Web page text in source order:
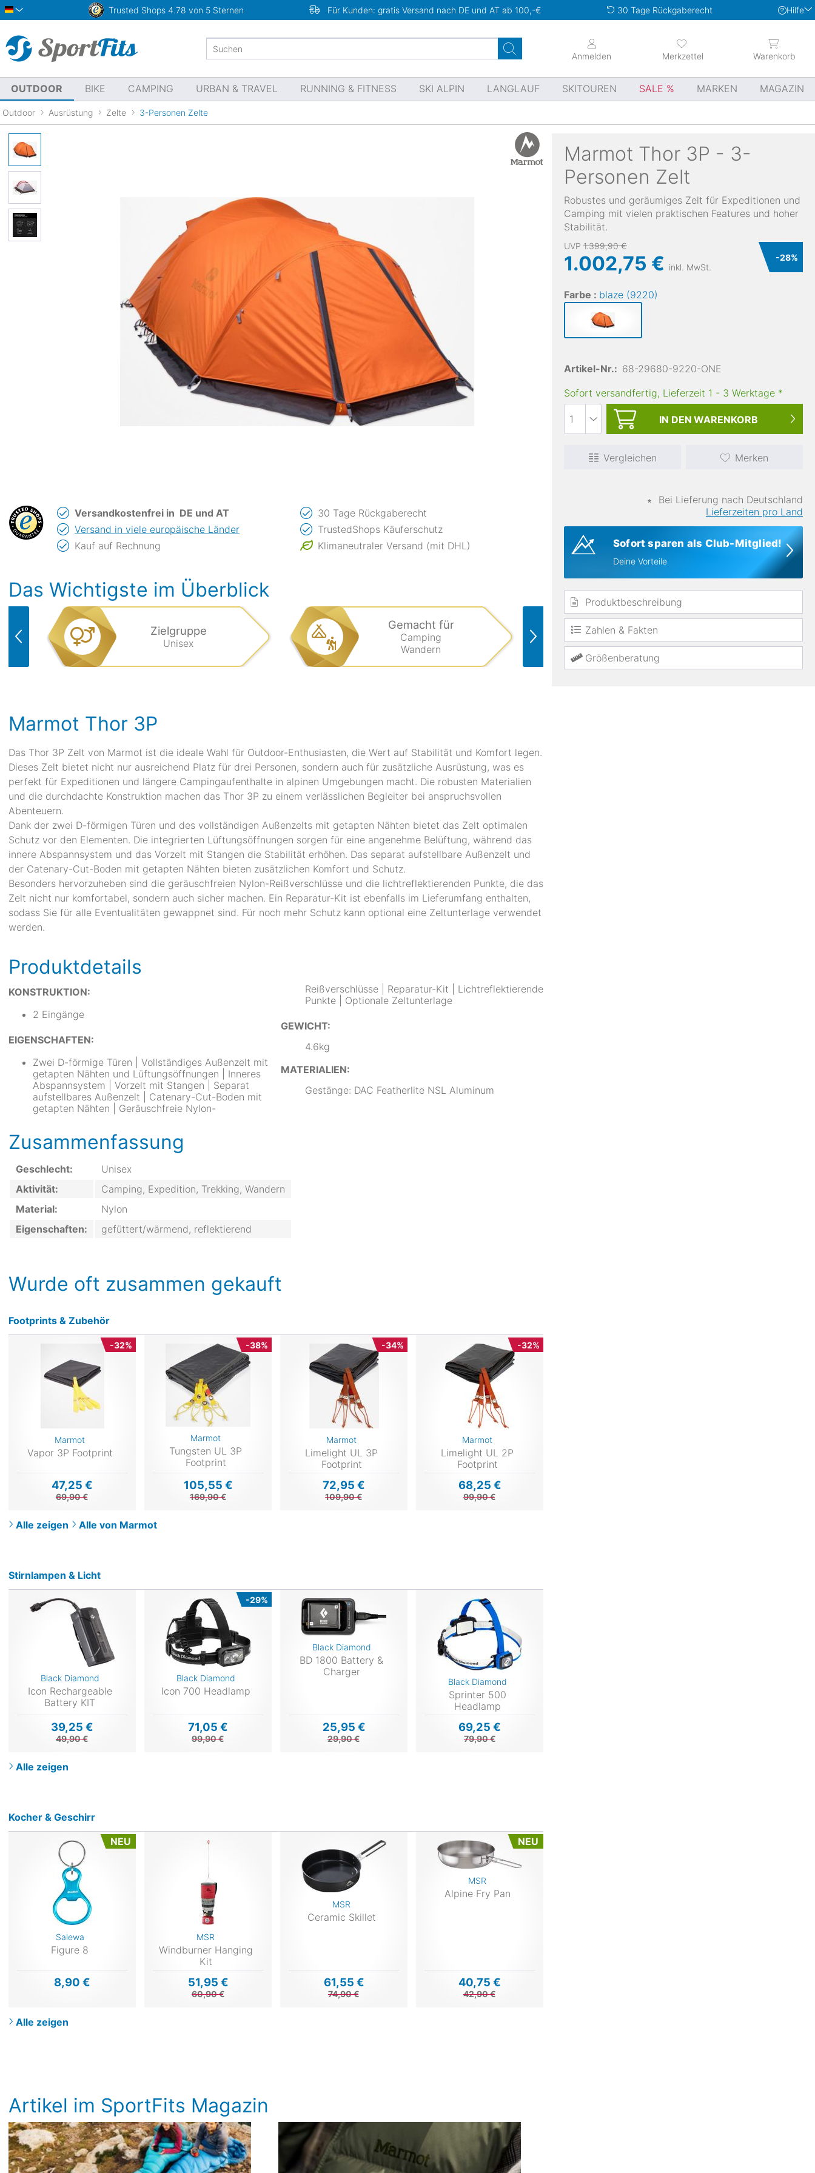
Deutsch Trusted Shops 4.78 von 5 Sternen Für Kunden: gratis Versand nach DE und AT ab 100,-€ 30 Tage Rückgaberecht Hilfe
Merkzettel
Anmelden Warenkorb
OUTDOOR BIKE CAMPING URBAN & TRAVEL RUNNING & FITNESS SKI ALPIN LANGLAUF SKITOUREN SALE MARKEN MAGAZIN
Outdoor Ausrüstung Zelte 3-Personen Zelte
Marmot Thor 3P - 3-
Personen Zelt
Robustes und geräumiges Zelt für Expeditionen und
Camping mit vielen praktischen Features und hoher
Stabilität.
UVP 1.399,90 €
1.002,75 € inkl. MwSt.
-28%
Farbe : blaze (9220)
Artikel-Nr.: 68-29680-9220-ONE
Sofort versandfertig, Lieferzeit 1 - 3 Werktage *
IN DEN WARENKORB
Vergleichen Merken
∗
Bei Lieferung nach Deutschland
Lieferzeiten pro Land
Sofort sparen als Club-Mitglied!
Deine Vorteile
Produktbeschreibung
Zahlen & Fakten
Größenberatung
Versandkostenfrei in DE und AT
Versand in viele europäische Länder
Kauf auf Rechnung
30 Tage Rückgaberecht
TrustedShops Käuferschutz
Klimaneutraler Versand (mit DHL)
Das Wichtigste im Überblick
Zielgruppe
Unisex
Gemacht für
Camping
Wandern
Materialien
Nylon
Marmot Thor 3P
Das Thor 3P Zelt von Marmot ist die ideale Wahl für Outdoor-Enthusiasten, die Wert auf Stabilität und Komfort legen.
Dieses Zelt bietet nicht nur ausreichend Platz für drei Personen, sondern auch für zusätzliche Ausrüstung, was es
perfekt für Expeditionen und längere Campingaufenthalte in alpinen Umgebungen macht. Die robusten Materialien
und die durchdachte Konstruktion machen das Thor 3P zu einem verlässlichen Begleiter bei anspruchsvollen
Abenteuern.
Dank der zwei D-förmigen Türen und des vollständigen Außenzelts mit getapten Nähten bietet das Zelt optimalen
Schutz vor den Elementen. Die integrierten Lüftungsöffnungen sorgen für eine angenehme Belüftung, während das
innere Abspannsystem und das Vorzelt mit Stangen die Stabilität erhöhen. Das separat aufstellbare Außenzelt und
der Catenary-Cut-Boden mit getapten Nähten bieten zusätzlichen Komfort und Schutz.
Besonders hervorzuheben sind die geräuschfreien Nylon-Reißverschlüsse und die lichtreflektierenden Punkte, die das
Zelt nicht nur komfortabel, sondern auch sicher machen. Ein Reparatur-Kit ist ebenfalls im Lieferumfang enthalten,
sodass Sie für alle Eventualitäten gewappnet sind. Für noch mehr Schutz kann optional eine Zeltunterlage verwendet
werden.
Produktdetails
KONSTRUKTION:
2 Eingänge
EIGENSCHAFTEN:
Zwei D-förmige Türen | Vollständiges Außenzelt mit
getapten Nähten und Lüftungsöffnungen | Inneres
Abspannsystem | Vorzelt mit Stangen | Separat
aufstellbares Außenzelt | Catenary-Cut-Boden mit
getapten Nähten | Geräuschfreie Nylon-
Reißverschlüsse | Reparatur-Kit | Lichtreflektierende
Punkte | Optionale Zeltunterlage
GEWICHT:
4.6kg
MATERIALIEN:
Gestänge: DAC Featherlite NSL Aluminum
Zusammenfassung
Geschlecht:
Unisex
Aktivität:
Camping, Expedition, Trekking, Wandern
Material:
Nylon
Eigenschaften:
gefüttert/wärmend, reflektierend
Wurde oft zusammen gekauft
Footprints & Zubehör
-32%
Marmot
Vapor 3P Footprint
47,25 €
69,90 €
-38%
Marmot
Tungsten UL 3P
Footprint
105,55 €
169,90 €
-34%
Marmot
Limelight UL 3P
Footprint
72,95 €
109,90 €
-32%
Marmot
Limelight UL 2P
Footprint
68,25 €
99,90 €
Alle zeigen Alle von Marmot
Stirnlampen & Licht
Black Diamond
Icon Rechargeable
Battery KIT
39,25 €
49,90 €
-29%
Black Diamond
Icon 700 Headlamp
71,05 €
99,90 €
Black Diamond
BD 1800 Battery &
Charger
25,95 €
29,90 €
Black Diamond
Sprinter 500
Headlamp
69,25 €
79,90 €
Alle zeigen
Kocher & Geschirr
NEU
Salewa
Figure 8
8,90 €
MSR
Windburner Hanging
Kit
51,95 €
60,90 €
MSR
Ceramic Skillet
61,55 €
74,90 €
NEU
MSR
Alpine Fry Pan
40,75 €
42,90 €
Alle zeigen
Artikel im SportFits Magazin